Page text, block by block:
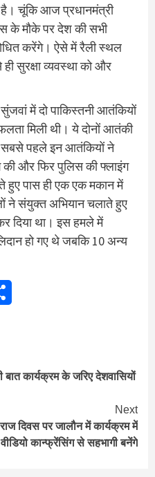
चूंकि आज प्रधानमंत्री
के मौके पर देश की सभी
करेंगे। ऐसे में रैली स्थल
सुरक्षा व्यवस्था को और
में दो पाकिस्तनी आतंकियों
मिली थी। ये दोनों आतंकी
सबसे पहले इन आतंकियों ने
और फिर पुलिस की फ्लाइंग
हुए पास ही एक एक मकान में
ने संयुक्त अभियान चलाते हुए
दिया था। इस हमले में
हो गए थे जबकि 10 अन्य
कार्यक्रम के जरिए देशवासियों
Next
दिवस पर जालौन में कार्यक्रम में
वीडियो कान्फ्रेंसिंग से सहभागी बनेंगे